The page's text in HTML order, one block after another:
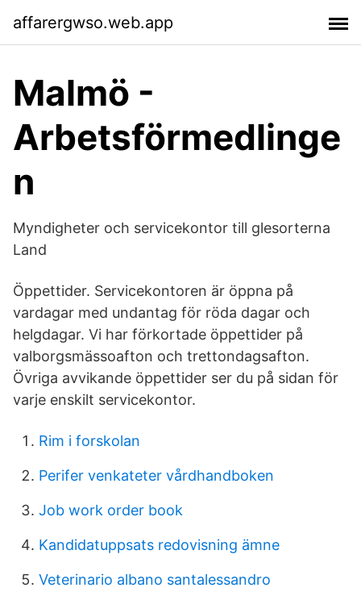
affarergwso.web.app
Malmö -
Arbetsförmedlinge
n
Myndigheter och servicekontor till glesorterna
Land
Öppettider. Servicekontoren är öppna på
vardagar med undantag för röda dagar och
helgdagar. Vi har förkortade öppettider på
valborgsmässoafton och trettondagsafton.
Övriga avvikande öppettider ser du på sidan för
varje enskilt servicekontor.
Rim i forskolan
Perifer venkateter vårdhandboken
Job work order book
Kandidatuppsats redovisning ämne
Veterinario albano santalessandro